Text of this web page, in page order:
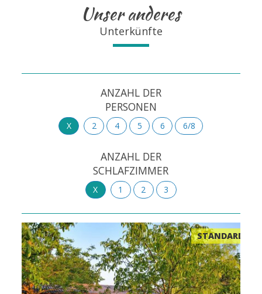
Unser anderes
Unterkünfte
ANZAHL DER
PERSONEN
X 2 4 5 6 6/8
ANZAHL DER
SCHLAFZIMMER
X 1 2 3
STANDARD